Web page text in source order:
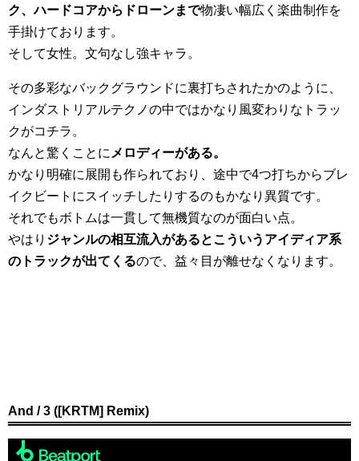
ク、ハードコアからドローンまで物凄い幅広く楽曲制作を
手掛けております。
そして女性。文句なし強キャラ。
その多彩なバックグラウンドに裏打ちされたかのように、
インダストリアルテクノの中ではかなり風変わりなトラッ
クがコチラ。
なんと驚くことに メロディーがある。
かなり明確に展開も作られており、途中で4つ打ちからブレ
イクビートにスイッチしたりするのもかなり異質です。
それでもボトムは一貫して無機質なのが面白い点。
やはり ジャンルの相互流入があるとこういうアイディア系
のトラックが出てくるので、益々目が離せなくなります。
And / 3 ([KRTM] Remix)